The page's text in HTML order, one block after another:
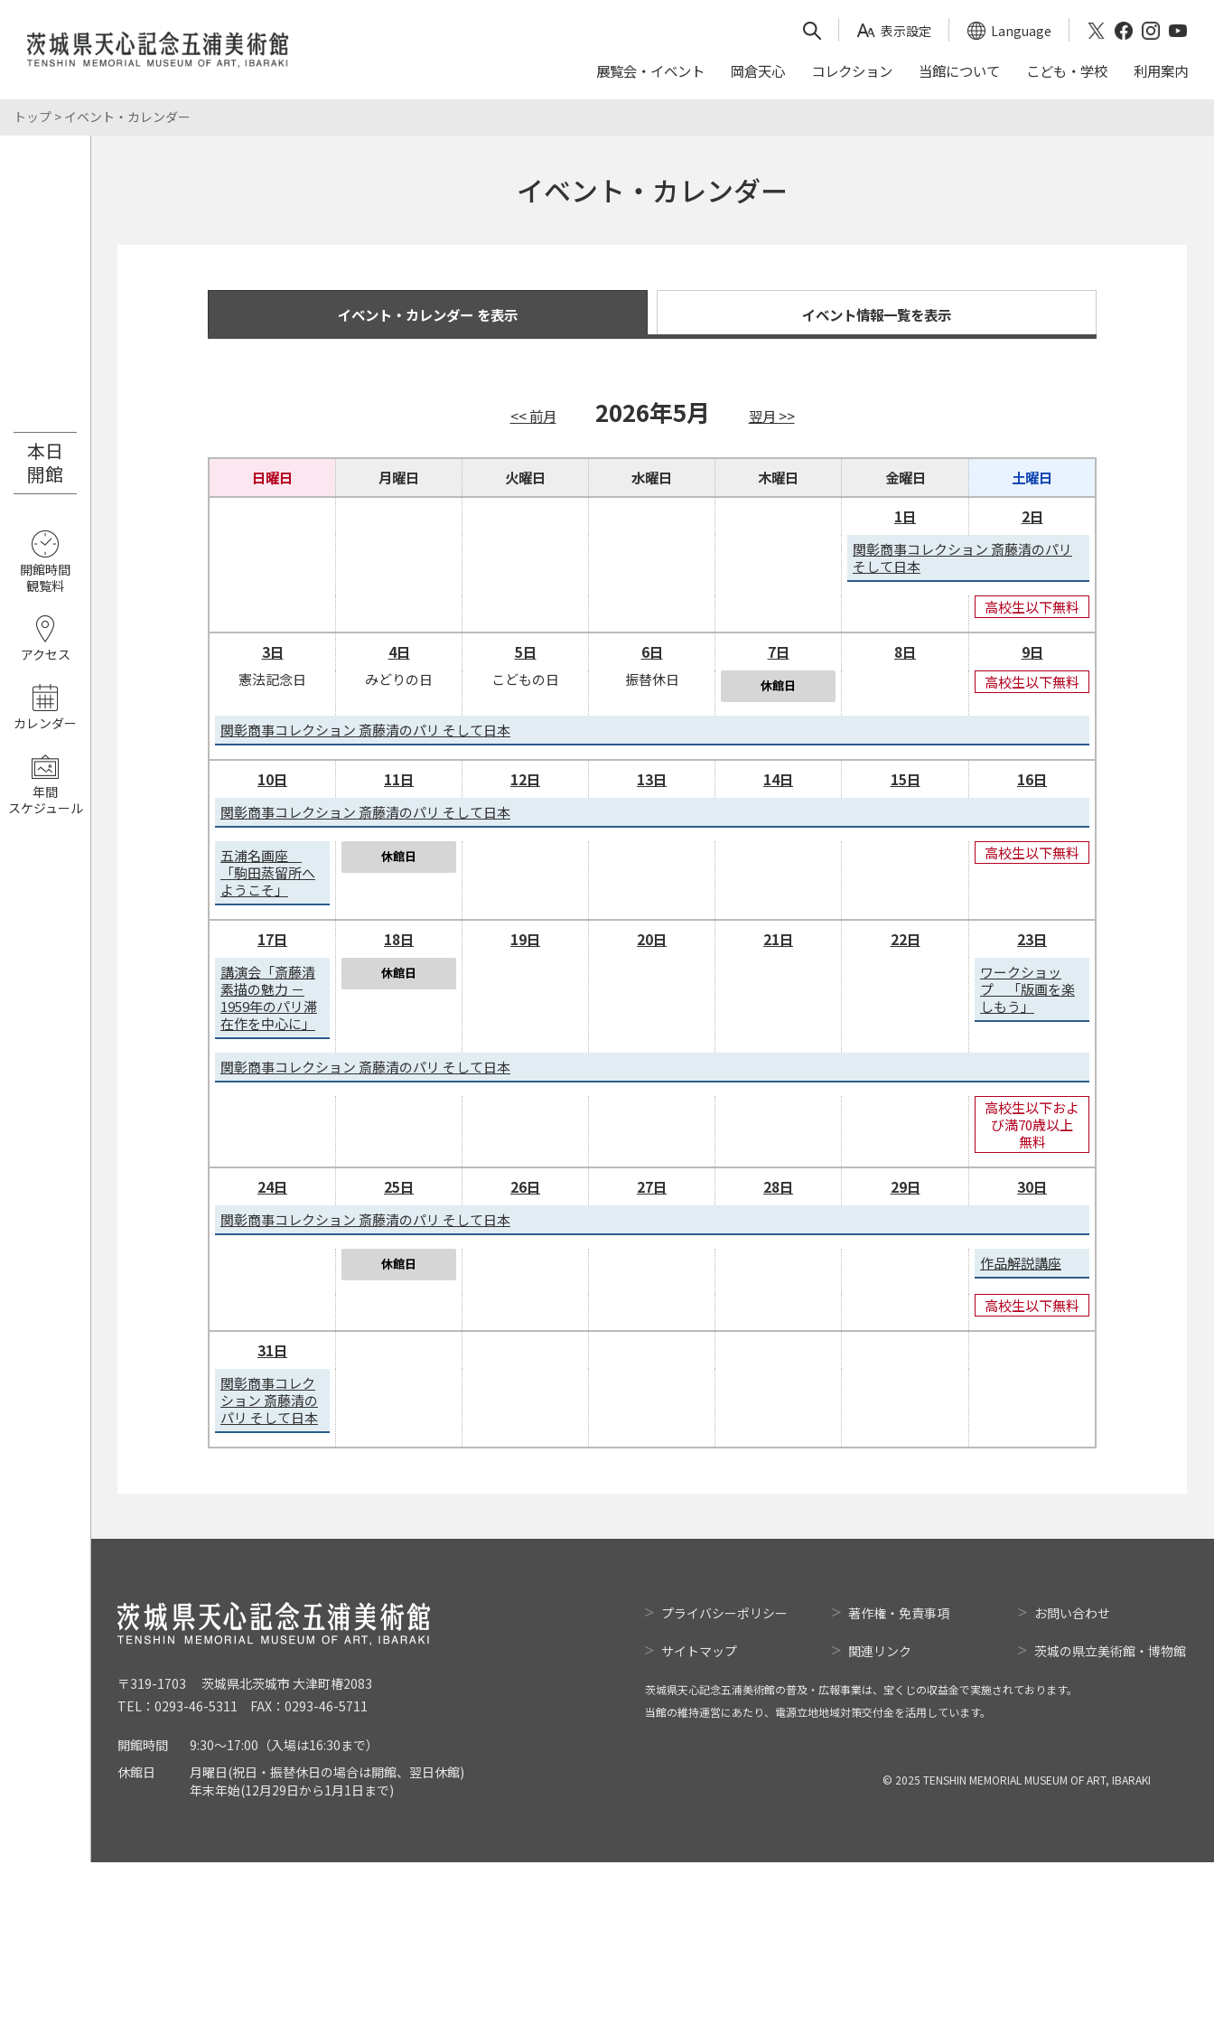
表示設定 Language
展覧会・イベント
イベント情報配信サービス
岡倉天心 コレクション
写真利用について
当館について こども・学校
申請・申込
利用案内
年間パスポートのご案内 美術館からのお願い バリアフリー
本日
開館
開館時間
観覧料
アクセス
カレンダー
年間
スケジュール
トップ > イベント・カレンダー
イベント・カレンダー
イベント・カレンダー を表示 イベント情報一覧を表示
<< 前月 2026年5月 翌月 >>
日曜日 月曜日 火曜日 水曜日 木曜日 金曜日
土曜日
1日
2日
関彰商事コレクション 斎藤清のパリ
そして日本
高校生以下無料
3日 4日 5日 6日 7日 8日 9日
憲法記念日 みどりの日 こどもの日 振替休日 休館日 高校生以下無料
関彰商事コレクション 斎藤清のパリ そして日本
10日 11日 12日 13日 14日 15日 16日
関彰商事コレクション 斎藤清のパリ そして日本
五浦名画座
「駒田蒸留所へ
ようこそ」
休館日 高校生以下無料
17日 18日 19日 20日 21日 22日 23日
講演会「斎藤清
素描の魅力 －
1959年のパリ滞
在作を中心に」
休館日
ワークショッ
プ 「版画を楽
しもう」
関彰商事コレクション 斎藤清のパリ そして日本
高校生以下およ
び満70歳以上
無料
24日 25日 26日 27日 28日 29日 30日
関彰商事コレクション 斎藤清のパリ そして日本
休館日 作品解説講座
高校生以下無料
31日
関彰商事コレク
ション 斎藤清の
パリ そして日本
〒319-1703 茨城県北茨城市 大津町椿2083
TEL：0293-46-5311 FAX：0293-46-5711
開館時間
9:30～17:00（入場は16:30まで）
休館日
月曜日(祝日・振替休日の場合は開館、翌日休館)
年末年始(12月29日から1月1日まで)
プライバシーポリシー 著作権・免責事項 お問い合わせ
サイトマップ 関連リンク 茨城の県立美術館・博物館
茨城県天心記念五浦美術館の普及・広報事業は、宝くじの収益金で実施されております。
当館の維持運営にあたり、電源立地地域対策交付金を活用しています。
© 2025 TENSHIN MEMORIAL MUSEUM OF ART, IBARAKI